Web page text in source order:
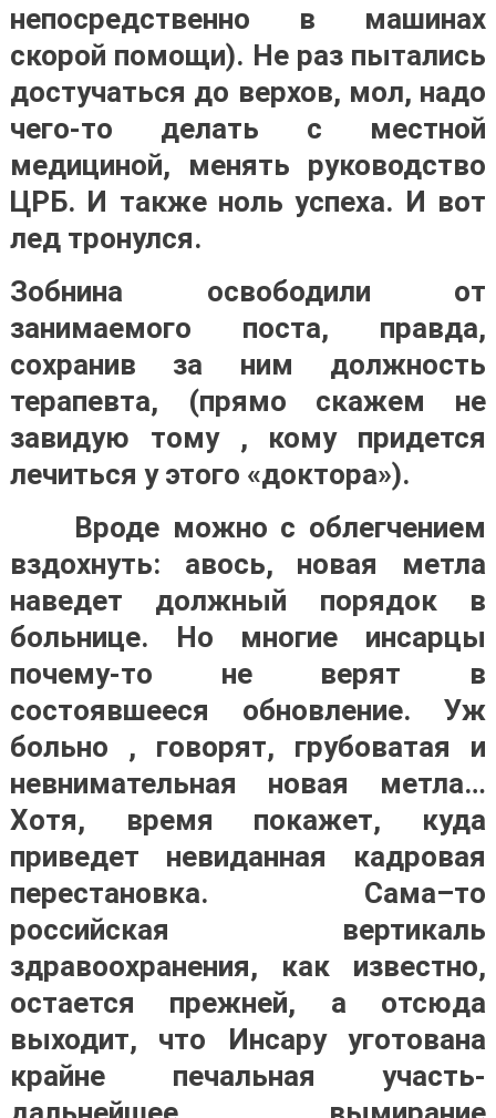
непосредственно в машинах
скорой помощи). Не раз пытались
достучаться до верхов, мол, надо
чего-то делать с местной
медициной, менять руководство
ЦРБ. И также ноль успеха. И вот
лед тронулся.
Зобнина освободили от
занимаемого поста, правда,
сохранив за ним должность
терапевта, (прямо скажем не
завидую тому , кому придется
лечиться у этого «доктора»).
Вроде можно с облегчением
вздохнуть: авось, новая метла
наведет должный порядок в
больнице. Но многие инсарцы
почему-то не верят в
состоявшееся обновление. Уж
больно , говорят, грубоватая и
невнимательная новая метла…
Хотя, время покажет, куда
приведет невиданная кадровая
перестановка. Сама–то
российская вертикаль
здравоохранения, как известно,
остается прежней, а отсюда
выходит, что Инсару уготована
крайне печальная участь-